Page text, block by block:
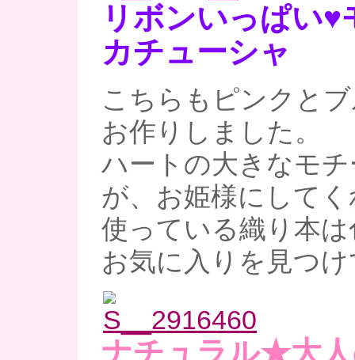
リボンいっぱい♥
カチューシャ
こちらもピンクと
お作りしました。
ハートの大きなモ
が、お姫様にして
使っている織り本
お気に入りを見つ
ナチュラル★大